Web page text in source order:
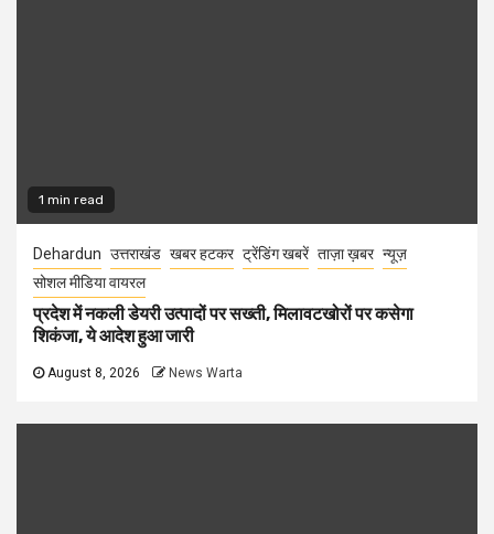
1 min read
Dehardun उत्तराखंड खबर हटकर ट्रेंडिंग खबरें ताज़ा ख़बर न्यूज़
सोशल मीडिया वायरल
प्रदेश में नकली डेयरी उत्पादों पर सख्ती, मिलावटखोरों पर कसेगा
शिकंजा, ये आदेश हुआ जारी
August 8, 2026 News Warta